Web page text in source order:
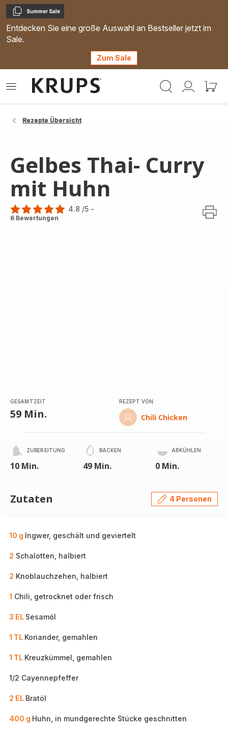
Kopieren
Summer Sale
Entdecken Sie eine große Auswahl an Bestseller jetzt im
Sale.
Zum Sale
Mein
Mein
Das
Rezepte Übersicht
Gelbes Thai- Curry
mit Huhn
ratings.4.8
4.8 /5 -
6 Bewertungen
GESAMTZEIT
59 Min.
REZEPT VON
Chili Chicken
ZUBEREITUNG
10 Min.
BACKEN
49 Min.
ABKÜHLEN
0 Min.
Zutaten 4 Personen
10 g Ingwer, geschält und geviertelt
2 Schalotten, halbiert
2 Knoblauchzehen, halbiert
1 Chili, getrocknet oder frisch
3 EL Sesamöl
1 TL Koriander, gemahlen
1 TL Kreuzkümmel, gemahlen
1/2 Cayennepfeffer
2 EL Bratöl
400 g Huhn, in mundgerechte Stücke geschnitten